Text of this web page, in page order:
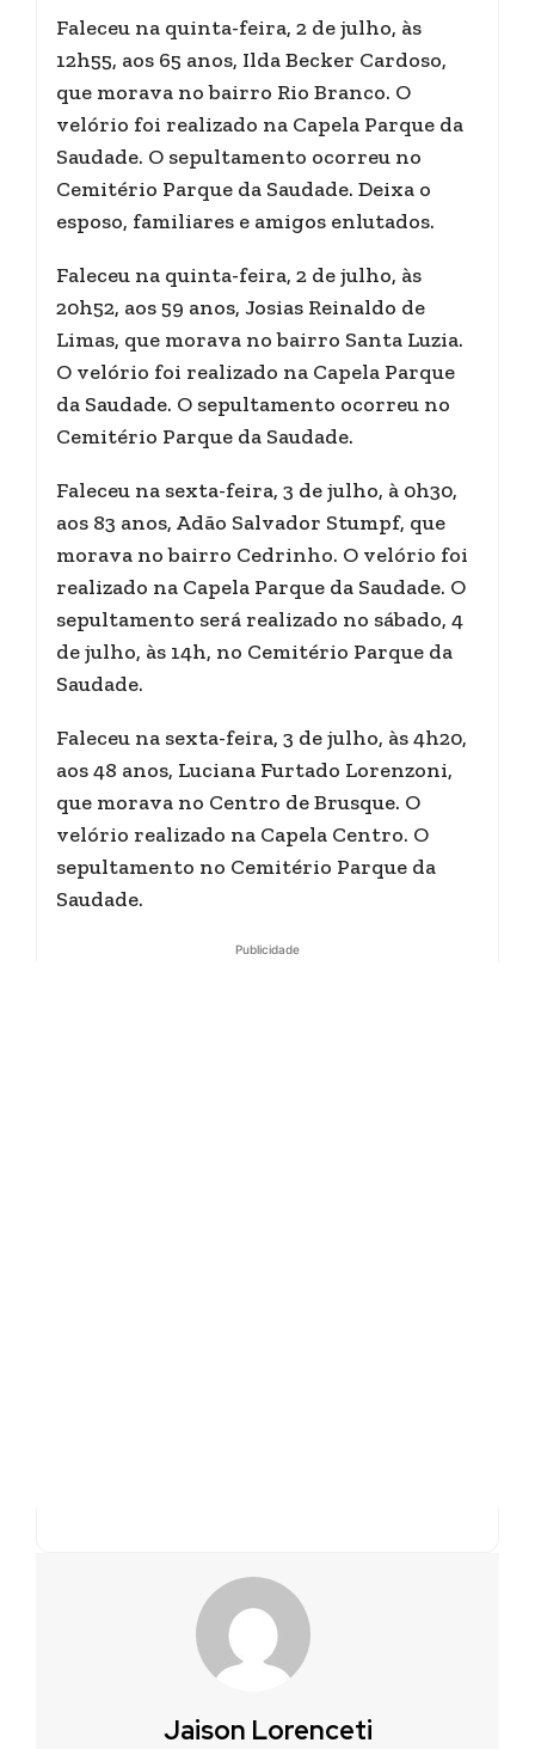
Faleceu na quinta-feira, 2 de julho, às
12h55, aos 65 anos, Ilda Becker Cardoso,
que morava no bairro Rio Branco. O
velório foi realizado na Capela Parque da
Saudade. O sepultamento ocorreu no
Cemitério Parque da Saudade. Deixa o
esposo, familiares e amigos enlutados.
Faleceu na quinta-feira, 2 de julho, às
20h52, aos 59 anos, Josias Reinaldo de
Limas, que morava no bairro Santa Luzia.
O velório foi realizado na Capela Parque
da Saudade. O sepultamento ocorreu no
Cemitério Parque da Saudade.
Faleceu na sexta-feira, 3 de julho, à 0h30,
aos 83 anos, Adão Salvador Stumpf, que
morava no bairro Cedrinho. O velório foi
realizado na Capela Parque da Saudade. O
sepultamento será realizado no sábado, 4
de julho, às 14h, no Cemitério Parque da
Saudade.
Faleceu na sexta-feira, 3 de julho, às 4h20,
aos 48 anos, Luciana Furtado Lorenzoni,
que morava no Centro de Brusque. O
velório realizado na Capela Centro. O
sepultamento no Cemitério Parque da
Saudade.
Publicidade
Jaison Lorenceti